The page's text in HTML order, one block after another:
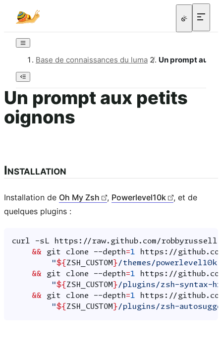
Base de connaissances du luma / Un prompt aux
Un prompt aux petits
oignons
Installation
Installation de Oh My Zsh , Powerlevel10k
, et de
quelques plugins :
curl -sL
https://raw.github.com/
&&
git clone --depth=1
https://
"${ ZSH_CUSTOM } /themes/powerlevel10k"
&&
git clone --depth=1
https://
"${ ZSH_CUSTOM } /plugins/zsh-syntax-
&&
git clone --depth=1
https://
"${ ZSH_CUSTOM } /plugins/zsh-